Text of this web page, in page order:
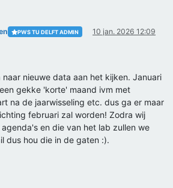
PWS TU DELFT ADMIN 10 jan. 2026 12:09
nieuwe data aan het kijken. Januari
gekke 'korte' maand ivm met
na de jaarwisseling etc. dus ga er maar
februari zal worden! Zodra wij
en die van het lab zullen we
dus hou die in de gaten :).